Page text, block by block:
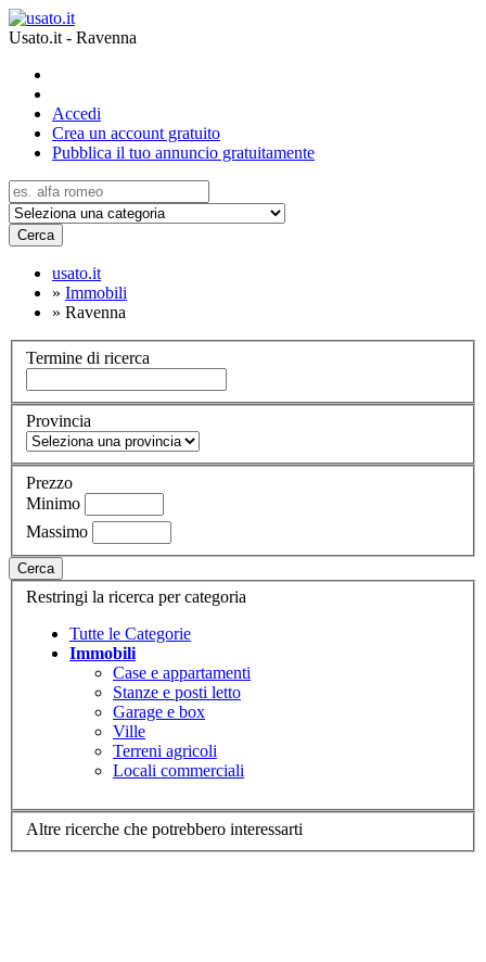
Usato.it - Ravenna
Accedi
Crea un account gratuito
Pubblica il tuo annuncio gratuitamente
Cerca
usato.it
» Immobili
» Ravenna
Termine di ricerca
Provincia
Prezzo
Minimo
Massimo
Cerca
Restringi la ricerca per categoria
Tutte le Categorie
Immobili
Case e appartamenti
Stanze e posti letto
Garage e box
Ville
Terreni agricoli
Locali commerciali
Altre ricerche che potrebbero interessarti